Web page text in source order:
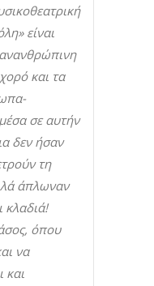
είναι
και τα
σε αυτήν
δεν ήσαν
τη
άπλωναν
κλαδιά!
όπου
να
και